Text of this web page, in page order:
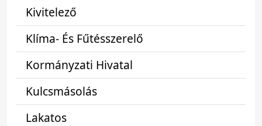
Kivitelező
Klíma- És Fűtésszerelő
Kormányzati Hivatal
Kulcsmásolás
Lakatos